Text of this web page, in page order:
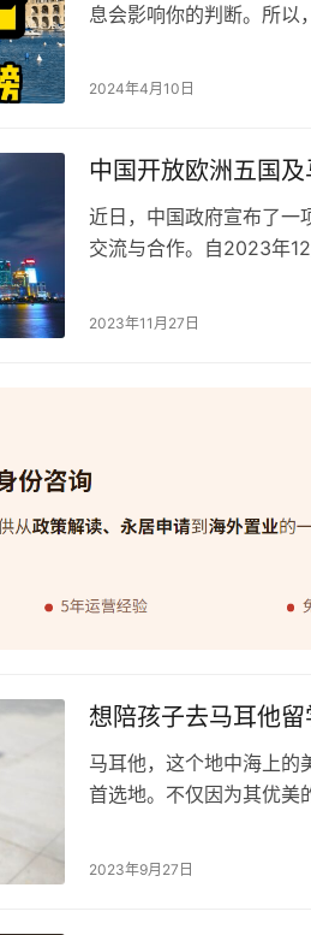
息会影响你的判断。所以
和盘点马耳他的9大缺点
2024年4月10日
中国开放欧洲五国
近日，中国政府宣布了一
交流与合作。自2023年
不仅是中国对外开放和
2023年11月27日
想陪孩子去马耳他留
马耳他，这个地中海上的
首选地。不仅因为其优美
望能够陪伴孩子在国外
2023年9月27日